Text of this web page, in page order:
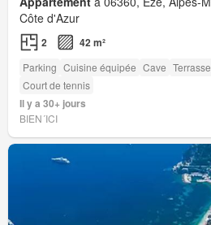
Côte d'Azur
2 42 m²
Parking Cuisine équipée Cave Terrasse
Court de tennis
Il y a 30+ jours
BIEN´ICI